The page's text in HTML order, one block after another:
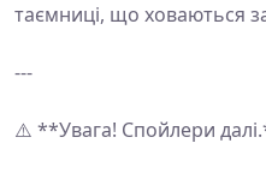
таємниці, що ховаються
---
⚠️ **Увага! Спойлери